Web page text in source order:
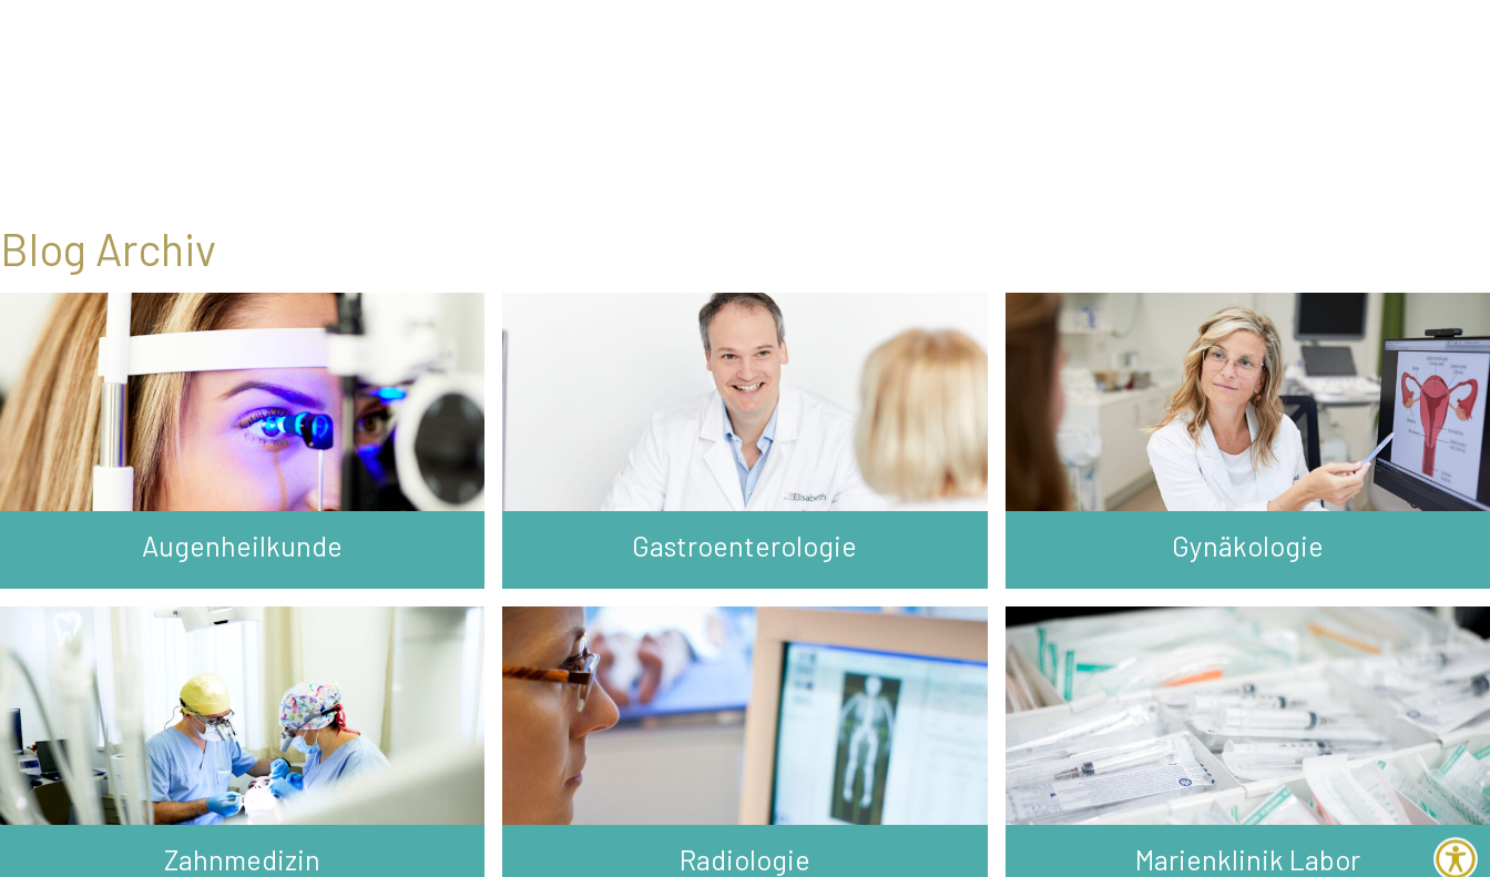
Blog Archiv
Ältere Einträge
Augenheilkunde Gastroenterologie Gynäkologie
Zahnmedizin Radiologie Marienklinik Labor